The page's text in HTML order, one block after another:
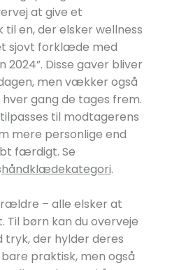
at give et
en, der elsker wellness
sjovt forklæde med
2024”. Disse gaver bliver
men vækker også
gang de tages frem.
til modtagerens
mere personlige end
færdigt. Se
håndklædekategori.
– alle elsker at
Til børn kan du overveje
tryk, der hylder deres
praktisk, men også